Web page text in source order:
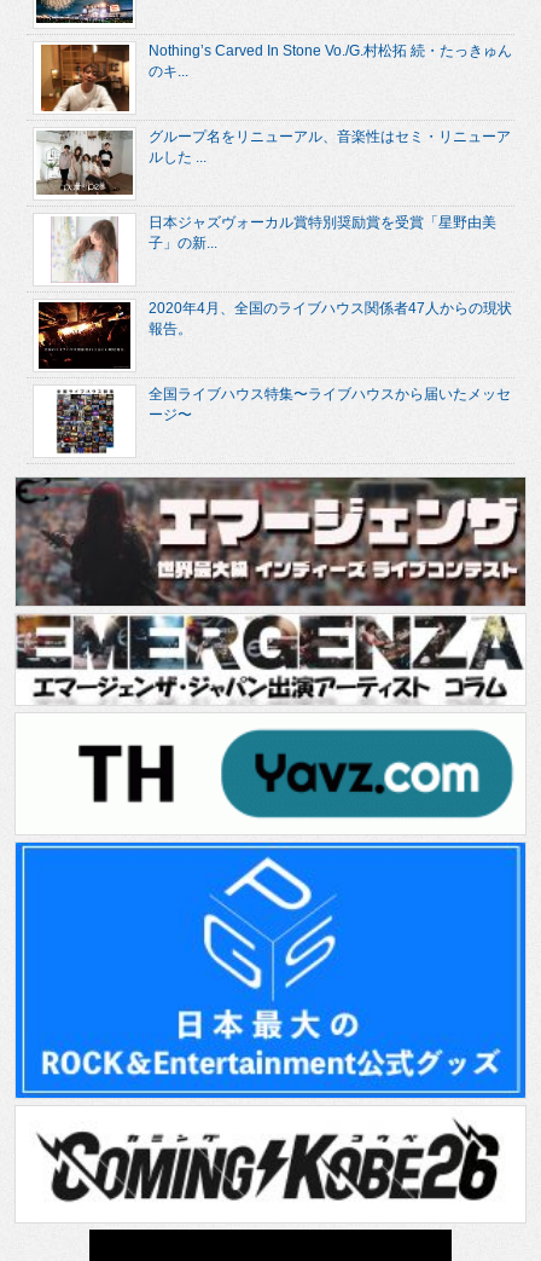
Nothing’s Carved In Stone Vo./G.村松拓 続・たっきゅん
のキ...
グループ名をリニューアル、音楽性はセミ・リニューア
ルした ...
日本ジャズヴォーカル賞特別奨励賞を受賞「星野由美
子」の新...
2020年4月、全国のライブハウス関係者47人からの現状
報告。
全国ライブハウス特集〜ライブハウスから届いたメッセ
ージ〜